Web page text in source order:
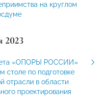
на круглом
2023
«ОПОРЫ РОССИИ»
столе по подготовке
отрасли в области
проектирования